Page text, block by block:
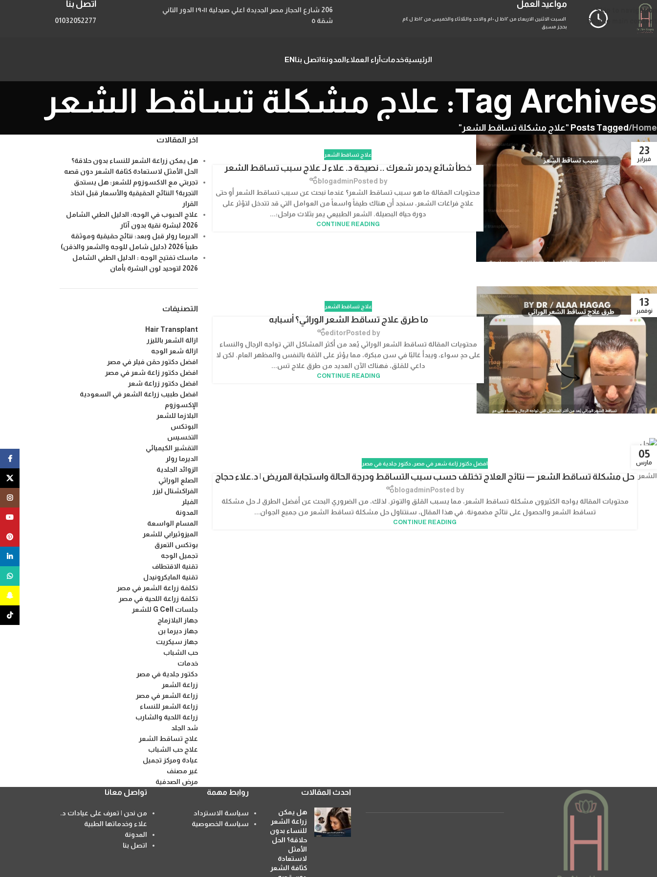
Skip to navigation
Skip to main content
مواعيد العمل
السبت الاثنين الاربعاء من ١٢ظ ل ١٠م والاحد والثلاثاء والخميس من ١٢ظ ل ٤م
بحجز مسبق
206 شارع الحجاز مصر الجديدة اعلي صيدلية ١٩٠١١ الدور التاني
شقة ٥
اتصل بنا
01032052277
الرئيسيةخدماتآراء العملاءالمدونةاتصل بناEN
Tag Archives: علاج مشكلة تساقط الشعر
Home
/Posts Tagged "علاج مشكلة تساقط الشعر"
23
فبراير
علاج تساقط الشعر
خطأ شائع يدمر شعرك .. نصيحة د. علاء لـ علاج سبب تساقط الشعر
Posted by
blogadmin
محتويات المقالة ما هو سبب تساقط الشعر؟ عندما نبحث عن سبب تساقط الشعر أو حتى
علاج فراغات الشعر، سنجد أن هناك طيفاً واسعاً من العوامل التي قد تتدخل لتؤثر على
دورة حياة البصيلة. الشعر الطبيعي يمر بثلاث مراحل:...
CONTINUE READING
13
نوفمبر
علاج تساقط الشعر
ما طرق علاج تساقط الشعر الوراثي؟ أسبابه
Posted by
editor
محتويات المقالة تساقط الشعر الوراثي يُعد من أكثر المشاكل التي تواجه الرجال والنساء
على حدٍ سواء، ويبدأ غالبًا في سن مبكرة، مما يؤثر على الثقة بالنفس والمظهر العام. لكن لا
داعي للقلق، فهناك الآن العديد من طرق علاج تس...
CONTINUE READING
05
مارس افضل دكتور زاعة شعر في مصر , دكتور جلدية في مصر
حل مشكلة تساقط الشعر — نتائج العلاج تختلف حسب سبب التساقط ودرجة الحالة واستجابة المريض | د.علاء حجاج
Posted by
blogadmin
محتويات المقالة يواجه الكثيرون مشكلة تساقط الشعر، مما يسبب القلق والتوتر. لذلك، من الضروري البحث عن أفضل الطرق لـ حل مشكلة
تساقط الشعر والحصول على نتائج مضمونة. في هذا المقال، سنتناول حل مشكلة تساقط الشعر من جميع الجوان...
CONTINUE READING
اخر المقالات
هل يمكن زراعة الشعر للنساء بدون حلاقة؟
الحل الأمثل لاستعادة كثافة الشعر دون قصه
تجربتي مع الاكسوزوم للشعر: هل يستحق
التجربة؟ النتائج الحقيقية والأسعار قبل اتخاذ
القرار
علاج الحبوب في الوجه: الدليل الطبي الشامل
2026 لبشرة نقية بدون آثار
الديرما رولر قبل وبعد: نتائج حقيقية وموثقة
طبياً 2026 (دليل شامل للوجه والشعر والذقن)
ماسك تفتيح الوجه : الدليل الطبي الشامل
2026 لتوحيد لون البشرة بأمان
التصنيفات
Hair Transplant
ازالة الشعر بالليزر
ازالة شعر الوجه
افضل دكتور حقن فيلر في مصر
افضل دكتور زاعة شعر في مصر
افضل دكتور زراعة شعر
افضل طبيب زراعة الشعر في السعودية
الإكسوزوم
البلازما للشعر
البوتكس
التخسيس
التقشير الكيميائي
الديرما رولر
الزوائد الجلدية
الصلع الوراثي
الفراكشنال ليزر
الفيلر
المدونة
المسام الواسعة
الميزوثيرابي للشعر
بوتكس التعرق
تجميل الوجه
تقنية الاقتطاف
تقنية المايكرونيدل
تكلفة زراعة الشعر في مصر
تكلفة زراعة اللحية في مصر
جلسات G Cell للشعر
جهاز البلازماج
جهاز ديرما بن
جهاز سيكريت
حب الشباب
خدمات
دكتور جلدية في مصر
زراعة الشعر
زراعة الشعر في مصر
زراعة الشعر للنساء
زراعة اللحية والشارب
شد الجلد
علاج تساقط الشعر
علاج حب الشباب
عيادة ومركز تجميل
غير مصنف
مرض الصدفية
احدث المقالات
هل يمكن
زراعة الشعر
للنساء بدون
حلاقة؟ الحل
الأمثل
لاستعادة
كثافة الشعر
روابط مهمة
سياسة الاسترداد
سياسة الخصوصية
تواصل معانا
من نحن | تعرف على عيادات د.
علاء وخدماتها الطبية
المدونة
اتصل بنا